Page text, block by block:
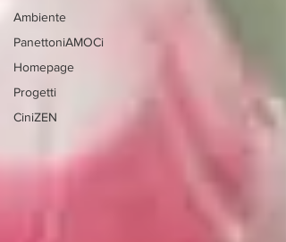
Ambiente
PanettoniAMOCi
Homepage
Progetti
CiniZEN